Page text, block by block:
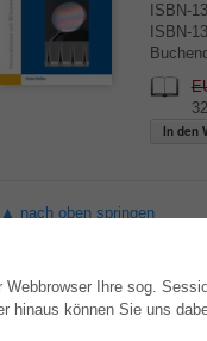
Ihre sog.
hinaus können Sie uns
ISBN-
ISBN-
▲ nach oben springen
WEBSHOP